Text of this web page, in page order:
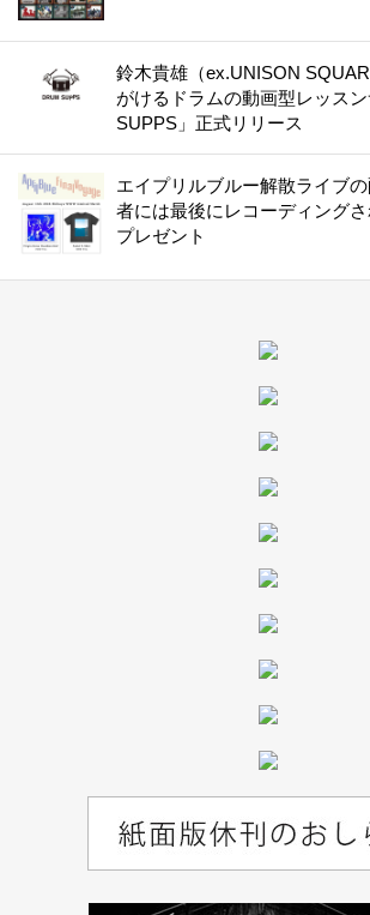
鈴木貴雄（ex.UNISON
がけるドラムの動画型レッス
SUPPS」正式リリース
エイプリルブルー解散ライブ
者には最後にレコーディング
プレゼント